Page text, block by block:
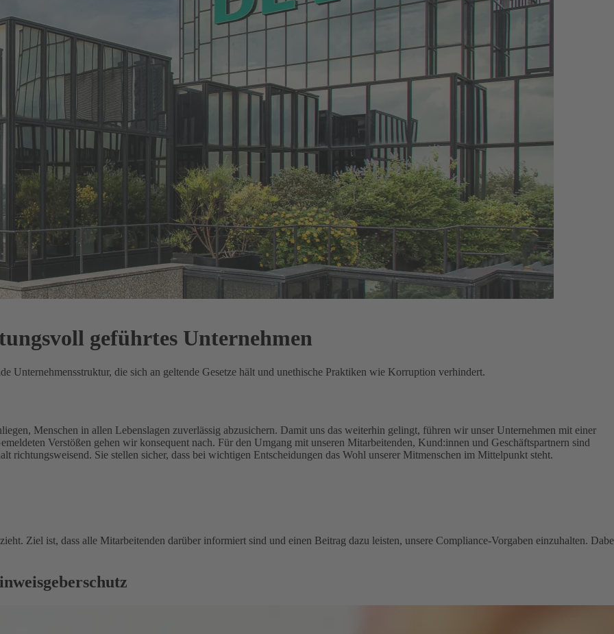
geführtes Unternehmen
Unternehmensstruktur, die sich an geltende Gesetze hält und unethische Praktiken wie Korruption verhindert.
Menschen in allen Lebenslagen zuverlässig abzusichern. Damit uns das weiterhin gelingt, führen wir unser Unternehmen mit einer
Verstößen gehen wir konsequent nach. Für den Umgang mit unseren Mitarbeitenden, Kund:innen und Geschäftspartnern sind
richtungsweisend. Sie stellen sicher, dass bei wichtigen Entscheidungen das Wohl unserer Mitmenschen im Mittelpunkt steht.
Ziel ist, dass alle Mitarbeitenden darüber informiert sind und einen Beitrag dazu leisten, unsere Compliance-Vorgaben einzuhalten.